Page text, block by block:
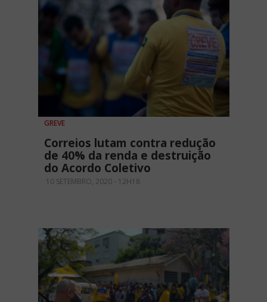
GREVE
Correios lutam contra redução
de 40% da renda e destruição
do Acordo Coletivo
10 SETEMBRO, 2020 - 12H18